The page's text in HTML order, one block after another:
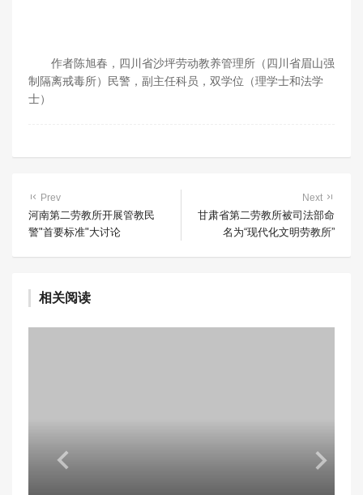
作者陈旭春，四川省沙坪劳动教养管理所（四川省眉山强
制隔离戒毒所）民警，副主任科员，双学位（理学士和法学
士）
Prev
河南第二劳教所开展管教民
警"首要标准"大讨论
Next
甘肃省第二劳教所被司法部命
名为“现代化文明劳教所”
相关阅读